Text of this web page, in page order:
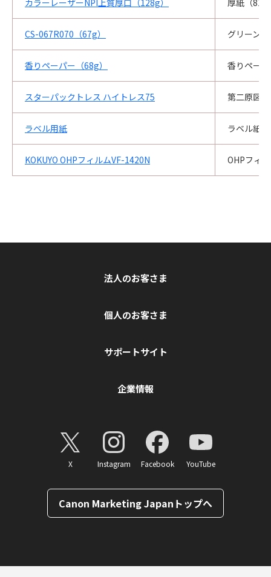
カラーレーザーNPI上質厚口（128g） 厚紙（
CS-067R070（67g） グリーン
香りペーパー（68g） 香りペー
スターパックトレス ハイトレス75 第二原図
ラベル用紙 ラベル紙
KOKUYO OHPフィルムVF-1420N OHPフィ
法人のお客さま
個人のお客さま
サポートサイト
企業情報
X Instagram Facebook YouTube
Canon Marketing Japanトップへ